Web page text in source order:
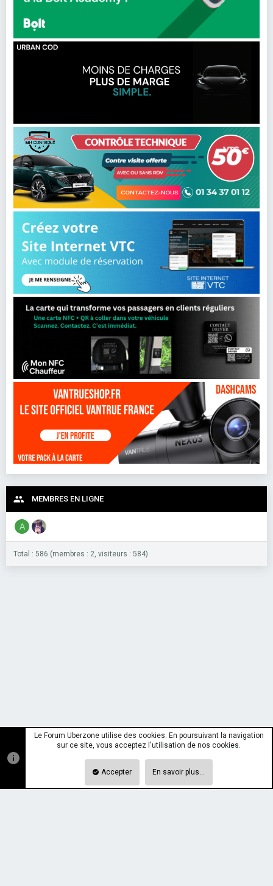
MEMBRES EN LIGNE
A
Total : 586 (membres : 2, visiteurs : 584)
Le Forum Uberzone utilise des cookies. En poursuivant la navigation
sur ce site, vous acceptez l'utilisation de nos cookies.
Accepter En savoir plus…